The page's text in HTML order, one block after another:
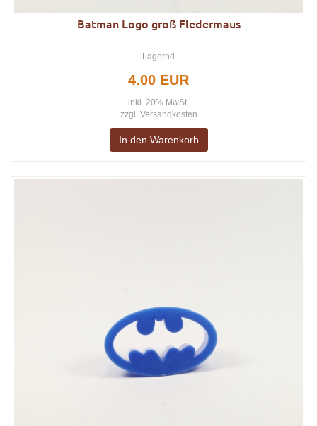
Batman Logo groß Fledermaus
Lagernd
4.00 EUR
inkl. 20% MwSt.
zzgl. Versandkosten
In den Warenkorb